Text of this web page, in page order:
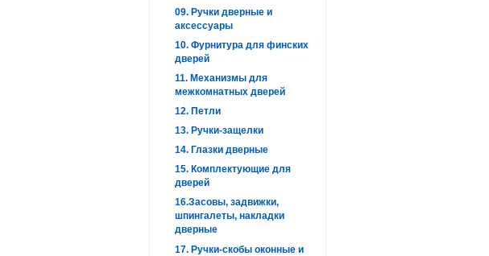
09. Ручки дверные и
аксессуары
10. Фурнитура для финских
дверей
11. Механизмы для
межкомнатных дверей
12. Петли
13. Ручки-защелки
14. Глазки дверные
15. Комплектующие для
дверей
16.Засовы, задвижки,
шпингалеты, накладки
дверные
17. Ручки-скобы оконные и